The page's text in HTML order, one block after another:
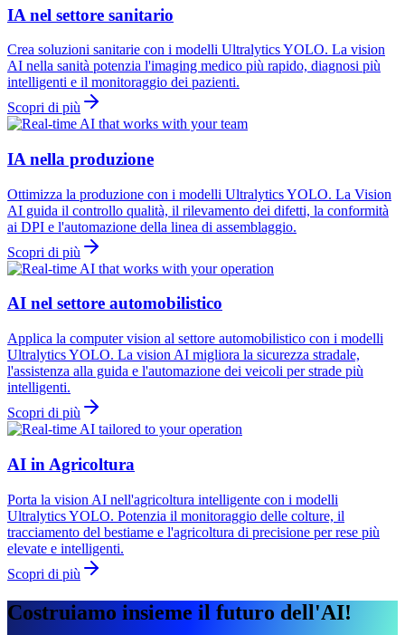
IA nel settore sanitario
Crea soluzioni sanitarie con i modelli Ultralytics YOLO. La vision
AI nella sanità potenzia l'imaging medico più rapido, diagnosi più
intelligenti e il monitoraggio dei pazienti.
Scopri di più
IA nella produzione
Ottimizza la produzione con i modelli Ultralytics YOLO. La Vision
AI guida il controllo qualità, il rilevamento dei difetti, la conformità
ai DPI e l'automazione della linea di assemblaggio.
Scopri di più
AI nel settore automobilistico
Applica la computer vision al settore automobilistico con i modelli
Ultralytics YOLO. La vision AI migliora la sicurezza stradale,
l'assistenza alla guida e l'automazione dei veicoli per strade più
intelligenti.
Scopri di più
AI in Agricoltura
Porta la vision AI nell'agricoltura intelligente con i modelli
Ultralytics YOLO. Potenzia il monitoraggio delle colture, il
tracciamento del bestiame e l'agricoltura di precisione per rese più
elevate e intelligenti.
Scopri di più
Costruiamo insieme il futuro dell'AI!